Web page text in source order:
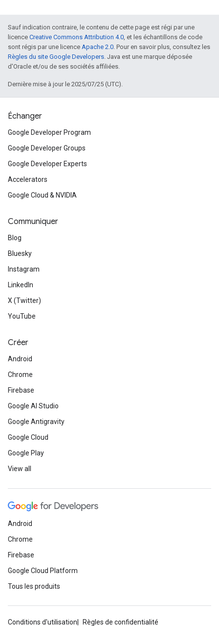
Sauf indication contraire, le contenu de cette page est régi par une
licence Creative Commons Attribution 4.0, et les échantillons de code
sont régis par une licence Apache 2.0. Pour en savoir plus, consultez les
Règles du site Google Developers. Java est une marque déposée
d'Oracle et/ou de ses sociétés affiliées.
Dernière mise à jour le 2025/07/25 (UTC).
Échanger
Google Developer Program
Google Developer Groups
Google Developer Experts
Accelerators
Google Cloud & NVIDIA
Communiquer
Blog
Bluesky
Instagram
LinkedIn
X (Twitter)
YouTube
Créer
Android
Chrome
Firebase
Google AI Studio
Google Antigravity
Google Cloud
Google Play
View all
Android
Chrome
Firebase
Google Cloud Platform
Tous les produits
Conditions d'utilisation Règles de confidentialité